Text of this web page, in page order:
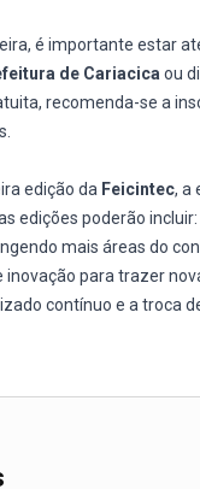
é importante estar
de Cariacica ou
recomenda-se a
edição da Feicintec, a
edições poderão incluir:
mais áreas do
para trazer
contínuo e a troca